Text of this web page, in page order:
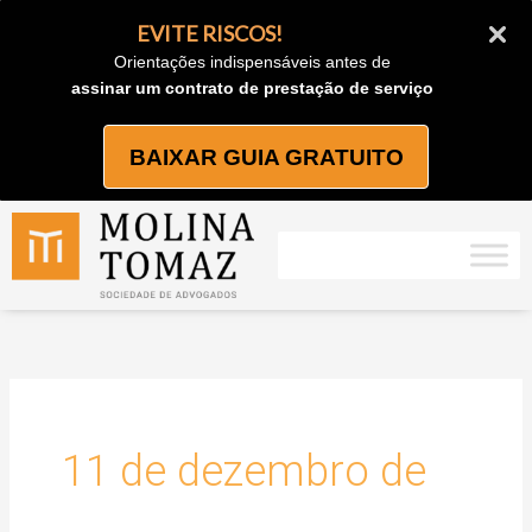
EVITE RISCOS!
Orientações indispensáveis antes de
assinar um contrato de prestação de serviço
BAIXAR GUIA GRATUITO
11 de dezembro de